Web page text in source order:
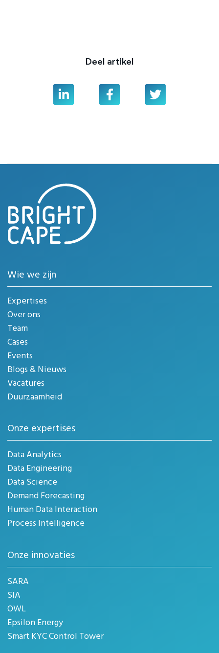
Deel artikel
Linkedin Facebook Twitter
Wie we zijn
Expertises
Over ons
Team
Cases
Events
Blogs & Nieuws
Vacatures
Duurzaamheid
Onze expertises
Data Analytics
Data Engineering
Data Science
Demand Forecasting
Human Data Interaction
Process Intelligence
Onze innovaties
SARA
SIA
OWL
Epsilon Energy
Smart KYC Control Tower